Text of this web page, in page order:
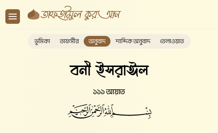
ভূমিকা তাফসীর অনুবাদ শাব্দিক অনুবাদ তেলাওয়াত
বনী ইসরাঈল
১১১ আয়াত